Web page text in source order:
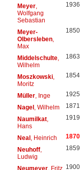
Meyer,
Wolfgang
Sebastian
1936
Meyer-
Olbersleben,
Max
1850
Middelschulte,
Wilhelm
1863
Moszkowski,
Moritz
1854
Müller, Inge 1925
Nagel, Wilhelm 1871
Naumilkat,
Hans
1919
Neal, Heinrich 1870
Neuhoff,
Ludwig
1859
Neumeyer, Fritz 1900